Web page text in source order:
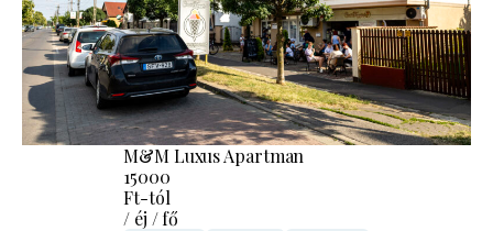
M&M Luxus Apartman
15000
Ft-tól
/ éj / fő